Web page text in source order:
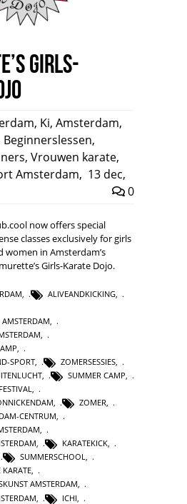
Girls-
, Ki, Amsterdam,
Beginnerslessen,
, Vrouwen karate,
Amsterdam, 13 dec,
0
now offers special
classes exclusively for girls
women in Amsterdam’s
Girls-Karate Dojo.
ALIVEANDKICKING
SPORT
ZOMERSESSIES
SUMMER CAMP
,
, ZOMER,
CENTRUM,
,
, KARATEKICK,
SUMMERSCHOOL,
,
AMSTERDAM,
ICHI